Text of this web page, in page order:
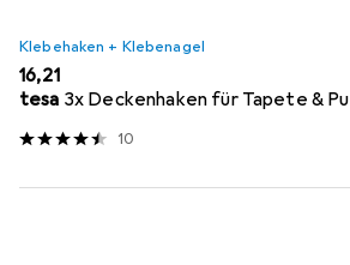
Klebehaken + Klebenagel
EUR
16,21
tesa 3x Deckenhaken für Tapete &
10